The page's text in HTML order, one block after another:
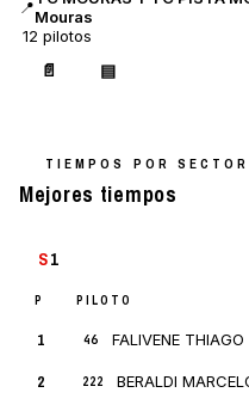
📍Mouras
12 pilotos
📄 ▤
TIEMPOS POR SECTOR
Mejores tiempos
S1
P PILOTO
1 46 FALIVENE THIAGO
2 222 BERALDI